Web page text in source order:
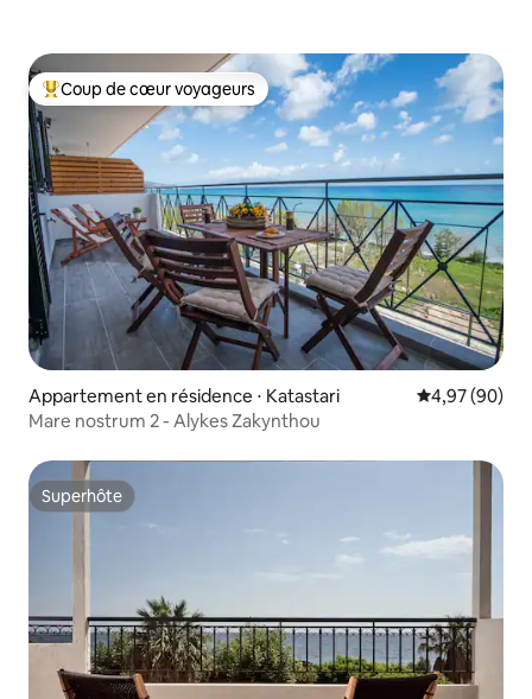
Coups de cœur voyageurs les plus appréciés
Coup de cœur voyageurs
Appartement en résidence ⋅ Katastari Évaluation
4,97 (90)
Mare nostrum 2 - Alykes Zakynthou
Superhôte
Superhôte